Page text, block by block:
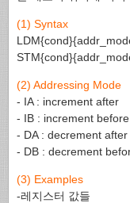
(1) Syntax
(2) Addressing Mode
- IA : increment after
- IB : increment before
- DA : decrement after
- DB : decrement
(3) Examples
-레지스터 값들